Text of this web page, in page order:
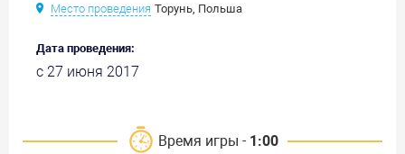
Место проведения Торунь, Польша
Дата проведения:
с 27 июня 2017
Время игры - 1:00